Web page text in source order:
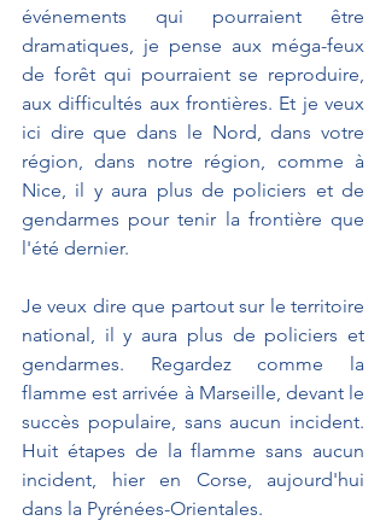
événements qui pourraient être
dramatiques, je pense aux méga-feux
de forêt qui pourraient se reproduire,
aux difficultés aux frontières. Et je veux
ici dire que dans le Nord, dans votre
région, dans notre région, comme à
Nice, il y aura plus de policiers et de
gendarmes pour tenir la frontière que
l'été dernier.
Je veux dire que partout sur le territoire
national, il y aura plus de policiers et
gendarmes. Regardez comme la
flamme est arrivée à Marseille, devant le
succès populaire, sans aucun incident.
Huit étapes de la flamme sans aucun
incident, hier en Corse, aujourd'hui
dans la Pyrénées-Orientales.